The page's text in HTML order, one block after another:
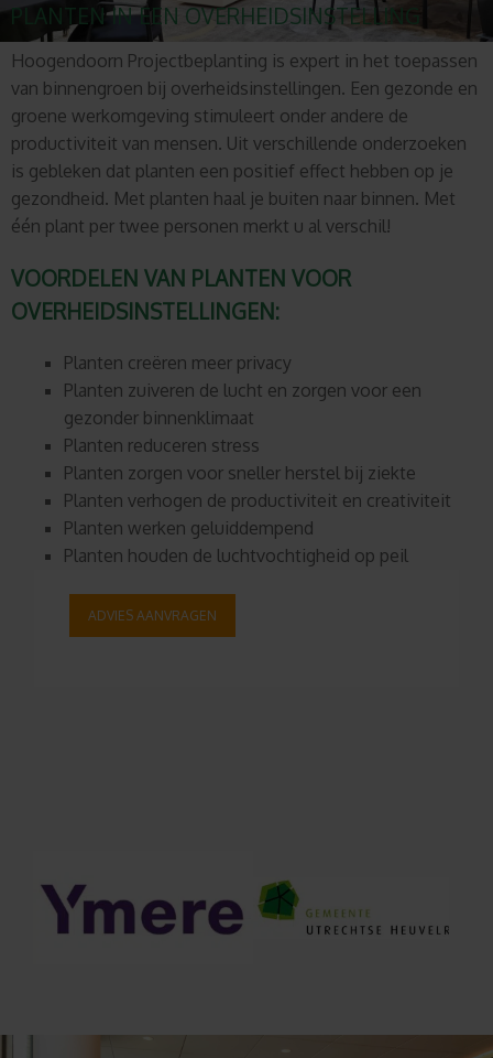
PLANTEN IN EEN OVERHEIDSINSTELLING
Hoogendoorn Projectbeplanting is expert in het toepassen
van binnengroen bij overheidsinstellingen. Een gezonde en
groene werkomgeving stimuleert onder andere de
productiviteit van mensen. Uit verschillende onderzoeken
is gebleken dat planten een positief effect hebben op je
gezondheid. Met planten haal je buiten naar binnen. Met
één plant per twee personen merkt u al verschil!
VOORDELEN VAN PLANTEN VOOR
OVERHEIDSINSTELLINGEN:
Planten creëren meer privacy
Planten zuiveren de lucht en zorgen voor een
gezonder binnenklimaat
Planten reduceren stress
Planten zorgen voor sneller herstel bij ziekte
Planten verhogen de productiviteit en creativiteit
Planten werken geluiddempend
Planten houden de luchtvochtigheid op peil
ADVIES AANVRAGEN